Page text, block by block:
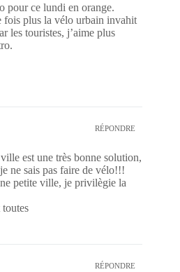
pour ce lundi en orange.
fois plus la vélo urbain invahit
les touristes, j’aime plus
RÉPONDRE
est une très bonne solution,
ne sais pas faire de vélo!!!
petite ville, je privilègie la
toutes
RÉPONDRE